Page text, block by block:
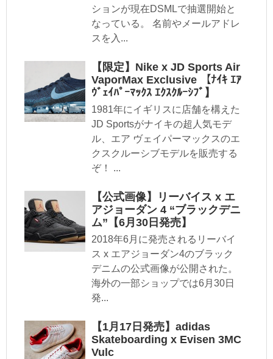
ションが現在DSMLで抽選開始と
なっている。 名前やメールアドレ
スを入...
【限定】Nike x JD Sports Air
VaporMax Exclusive 【ﾅｲｷ ｴｱ
ｳﾞｪｲﾊﾟｰﾏｯｸｽ ｴｸｽｸﾙｰｼﾌﾞ】
1981年にイギリスに店舗を構えた
JD Sportsがナイキの超人気モデ
ル、エア ヴェイパーマックスのエ
クスクルーシブモデルを販売する
ぞ！ ...
【公式画像】リーバイス x エ
アジョーダン 4 “ブラックデニ
ム”【6月30日発売】
2018年6月に発売されるリーバイ
ス x エアジョーダン4のブラック
デニムの公式画像が公開された。
海外の一部ショップでは6月30日
発...
【1月17日発売】adidas
Skateboarding x Evisen 3MC
Vulc